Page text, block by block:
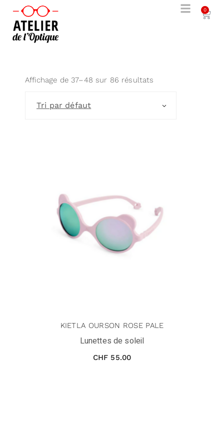
0
Affichage de 37–48 sur 86 résultats
Tri par défaut
KIETLA OURSON ROSE PALE
Lunettes de soleil
CHF 55.00